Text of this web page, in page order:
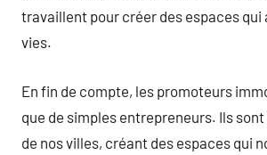
travaillent pour créer des espaces qui
vies.
En fin de compte, les promoteurs
que de simples entrepreneurs. Ils
de nos villes, créant des espaces qui